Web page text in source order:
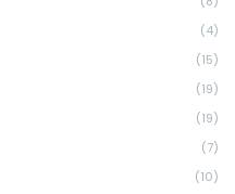
(4)
(15)
(19)
(19)
(7)
(10)